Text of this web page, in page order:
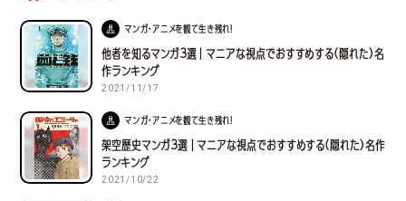
マンガ・アニメを観て生き残れ！
他者を知るマンガ３選｜マニアな視点でおすすめする(隠れた)名
作ランキング
2021/11/17
マンガ・アニメを観て生き残れ！
架空歴史マンガ３選｜マニアな視点でおすすめする(隠れた)名作
ランキング
2021/10/22